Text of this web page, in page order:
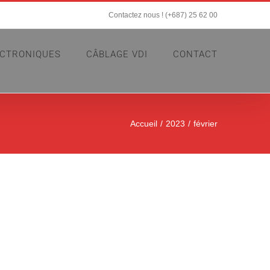
Contactez nous ! (+687) 25 62 00
CÂBLAGE VDI CONTACT
Accueil 2023 février